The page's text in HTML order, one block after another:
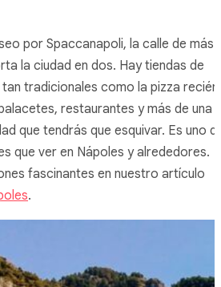
por Spaccanapoli, la calle de más
la ciudad en dos. Hay tiendas de
tradicionales como la pizza recién
restaurantes y más de una
que tendrás que esquivar. Es uno
que ver en Nápoles y alrededores.
fascinantes en nuestro artículo
.